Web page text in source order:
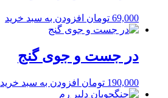
69,000 تومان افزودن به سبد خرید
در جست و جوی گنج
190,000 تومان افزودن به سبد خرید